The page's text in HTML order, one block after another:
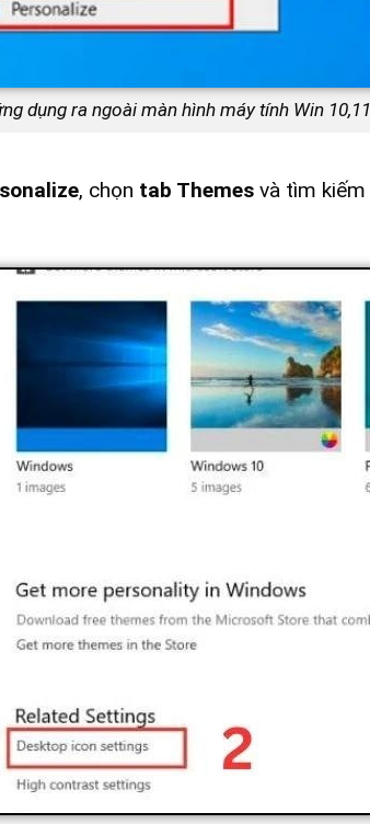
dụng ra ngoài màn hình máy tính Win 10,11
, chọn tab Themes và tìm kiếm